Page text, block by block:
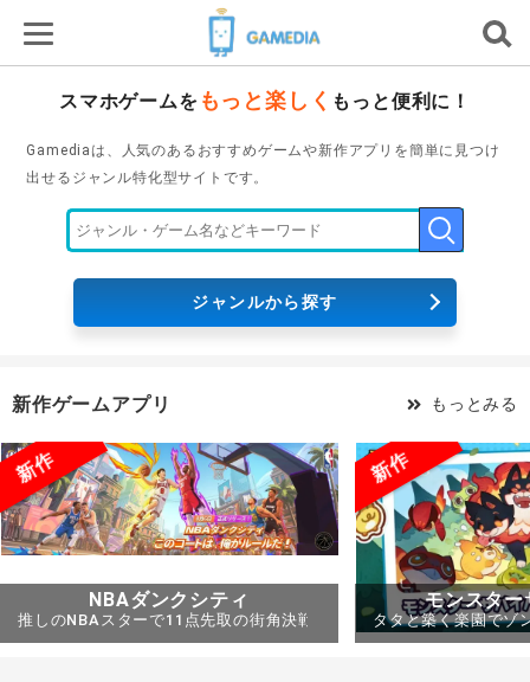
スマホゲームを もっと楽しく もっと便利に！
Gamediaは、人気のあるおすすめゲームや新作アプリを簡単に見つけ
出せるジャンル特化型サイトです。
ジャンルから探す
新作ゲームアプリ もっとみる
NBAダンクシティ
推しのNBAスターで11点先取の街角決戦へ..
モンスター
タタと築く楽園でゾ